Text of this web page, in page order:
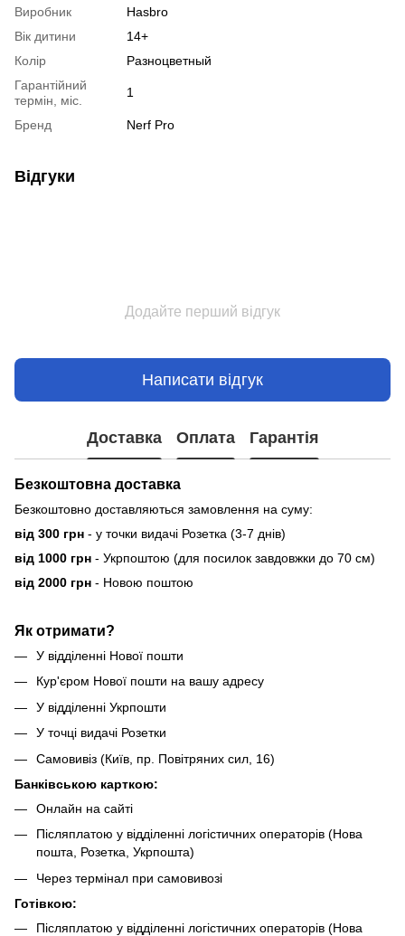
Виробник
Hasbro
Вік дитини
14+
Колір
Разноцветный
Гарантійний
термін, міс.
1
Бренд Nerf Pro
Відгуки
Додайте перший відгук
Написати відгук
Доставка Оплата Гарантія
Безкоштовна доставка
Безкоштовно доставляються замовлення на суму:
від 300 грн - у точки видачі Розетка (3-7 днів)
від 1000 грн - Укрпоштою (для посилок завдовжки до 70 см)
від 2000 грн - Новою поштою
Як отримати?
У відділенні Нової пошти
Кур'єром Нової пошти на вашу адресу
У відділенні Укрпошти
У точці видачі Розетки
Самовивіз (Київ, пр. Повітряних сил, 16)
Банківською карткою:
Онлайн на сайті
Післяплатою у відділенні логістичних операторів (Нова
пошта, Розетка, Укрпошта)
Через термінал при самовивозі
Готівкою:
Післяплатою у відділенні логістичних операторів (Нова